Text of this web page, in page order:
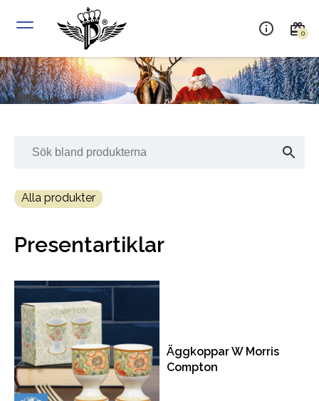
0
Alla produkter
Presentartiklar
Äggkoppar W Morris
Compton